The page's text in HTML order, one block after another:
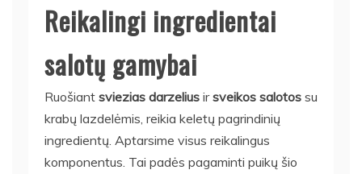
Reikalingi ingredientai
salotų gamybai
Ruošiant sviezias darzelius irsveikos salotos su
krabų lazdelėmis, reikia keletų pagrindinių
ingredientų. Aptarsime visus reikalingus
komponentus. Tai padės pagaminti puikų šio